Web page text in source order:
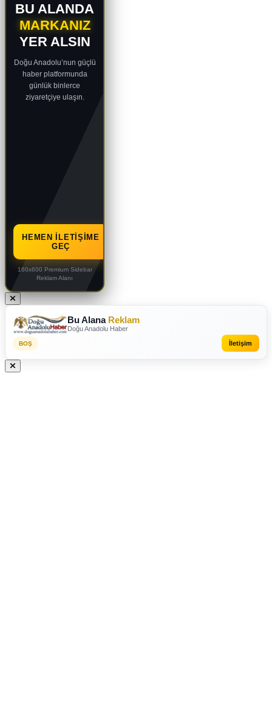
BU ALANDA
MARKANIZ
YER ALSIN
Doğu Anadolu’nun güçlü
haber platformunda
günlük binlerce
ziyaretçiye ulaşın.
HEMEN İLETIŞIME
GEÇ
160x600 Premium Sidebar
Reklam Alanı
Bu Alana Reklam
Doğu Anadolu Haber
BOŞ İletişim